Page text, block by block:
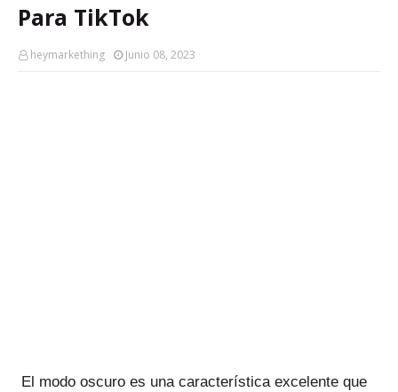
Para TikTok
heymarkething Junio 08, 2023
El modo oscuro es una característica excelente que